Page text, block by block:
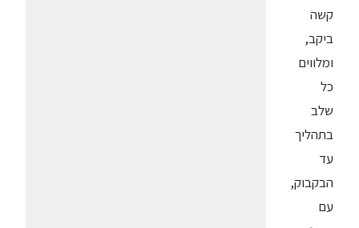
קשה
ביקב,
ומלווים
כל
שלב
בתהליך
עד
הבקבוק,
עם